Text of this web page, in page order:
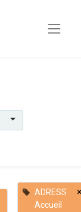
ADRESS
Accueil